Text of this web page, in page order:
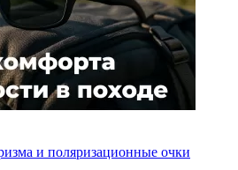
и поляризационные очки